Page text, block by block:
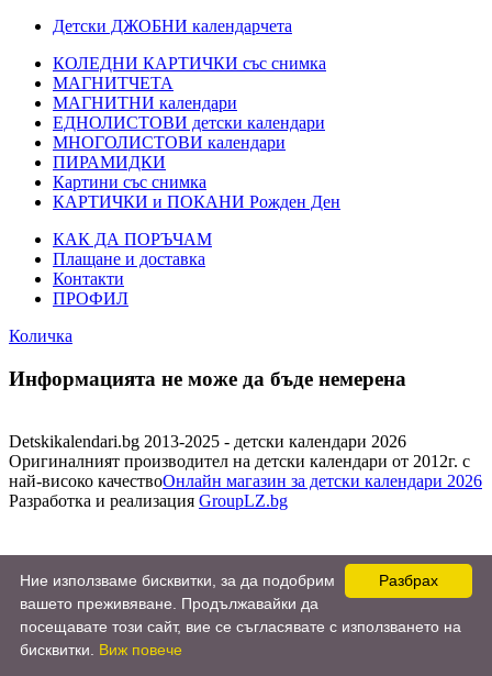
Детски ДЖОБНИ календарчета
КОЛЕДНИ КАРТИЧКИ със снимка
МАГНИТЧЕТА
МАГНИТНИ календари
ЕДНОЛИСТОВИ детски календари
МНОГОЛИСТОВИ календари
ПИРАМИДКИ
Картини със снимка
КАРТИЧКИ и ПОКАНИ Рожден Ден
КАК ДА ПОРЪЧАМ
Плащане и доставка
Контакти
ПРОФИЛ
Количка
Информацията не може да бъде немерена
Detskikalendari.bg 2013-2025 - детски календари 2026
Оригиналният производител на детски календари от 2012г. с
най-високо качествоОнлайн магазин за детски календари 2026
Разработка и реализация GroupLZ.bg
Разбрах
Ние използваме бисквитки, за да подобрим
вашето преживяване. Продължавайки да
посещавате този сайт, вие се съгласявате с използването на
бисквитки. Виж повече